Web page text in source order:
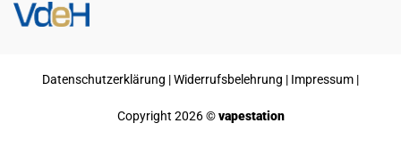
Datenschutzerklärung |Widerrufsbelehrung | Impressum |
Copyright 2026 ©vapestation